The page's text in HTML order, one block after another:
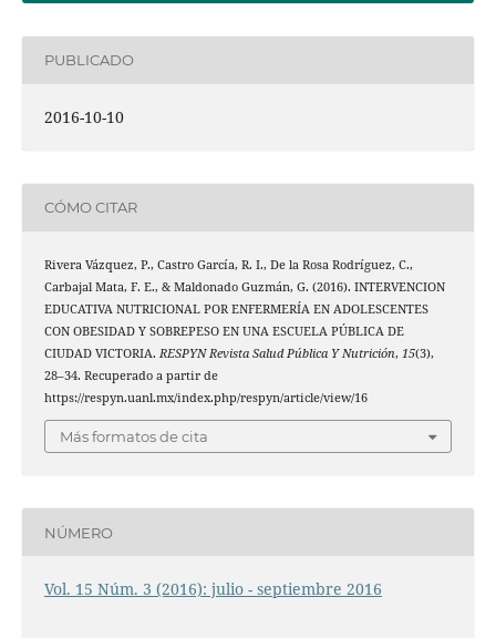
PUBLICADO
2016-10-10
CÓMO CITAR
Rivera Vázquez, P., Castro García, R. I., De la Rosa Rodríguez, C.,
Carbajal Mata, F. E., & Maldonado Guzmán, G. (2016). INTERVENCION
EDUCATIVA NUTRICIONAL POR ENFERMERÍA EN ADOLESCENTES
CON OBESIDAD Y SOBREPESO EN UNA ESCUELA PÚBLICA DE
CIUDAD VICTORIA. RESPYN Revista Salud Pública Y Nutrición, 15(3),
28–34. Recuperado a partir de
https://respyn.uanl.mx/index.php/respyn/article/view/16
Más formatos de cita
NÚMERO
Vol. 15 Núm. 3 (2016): julio - septiembre 2016